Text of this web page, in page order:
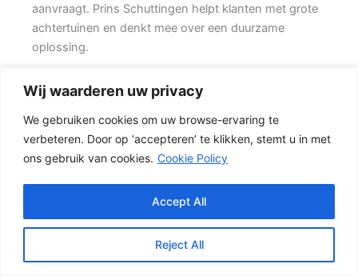
Wij waarderen uw privacy
We gebruiken cookies om uw browse-ervaring te
verbeteren. Door op ‘accepteren’ te klikken, stemt u in met
ons gebruik van cookies. Cookie Policy
Reject All
Accept All
aanvraagt. Prins Schuttingen helpt klanten met grote
achtertuinen en denkt mee over een duurzame
oplossing.
De juiste erfafscheiding begint met een goed plan.
Wilt u zo min mogelijk onderhoud, dan is een
betonschutting of hout-beton combinatie vaak een
slimme keuze. Daarbij spelen ook zaken mee zoals
windbelasting, hoogteverschillen, grondsoort,
erfgrens en de bereikbaarheid van de tuin.
Schutting kiezen op basis van uitstraling en gebruik
Een hout-beton schutting is populair omdat deze